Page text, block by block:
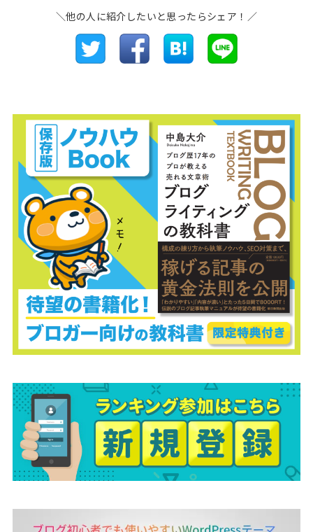
＼他の人に紹介したいと思ったらシェア！／